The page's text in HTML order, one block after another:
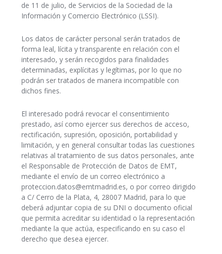
de 11 de julio, de Servicios de la Sociedad de la
Información y Comercio Electrónico (LSSI).
Los datos de carácter personal serán tratados de
forma leal, lícita y transparente en relación con el
interesado, y serán recogidos para finalidades
determinadas, explícitas y legítimas, por lo que no
podrán ser tratados de manera incompatible con
dichos fines.
El interesado podrá revocar el consentimiento
prestado, así­ como ejercer sus derechos de acceso,
rectificación, supresión, oposición, portabilidad y
limitación, y en general consultar todas las cuestiones
relativas al tratamiento de sus datos personales, ante
el Responsable de Protección de Datos de EMT,
mediante el enví­o de un correo electrónico a
proteccion.datos@emtmadrid.es, o por correo dirigido
a C/ Cerro de la Plata, 4, 28007 Madrid, para lo que
deberá adjuntar copia de su DNI o documento oficial
que permita acreditar su identidad o la representación
mediante la que actúa, especificando en su caso el
derecho que desea ejercer.